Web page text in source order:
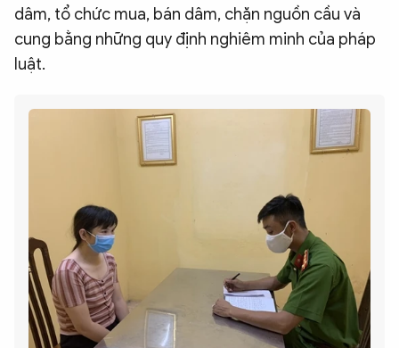
dâm, tổ chức mua, bán dâm, chặn nguồn cầu và
cung bằng những quy định nghiêm minh của pháp
luật.